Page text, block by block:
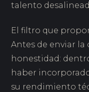
talento
El filtro que
Antes de enviar
honestidad:
haber
su rendimiento